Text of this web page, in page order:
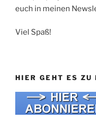
euch in meinen
Viel Spaß!
HIER GEHT ES ZU